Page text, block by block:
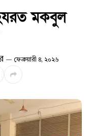
মকবুল
ফেব্রুয়ারী ৪, ২০২৬